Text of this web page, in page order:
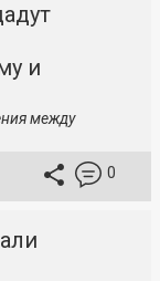
и
между
0